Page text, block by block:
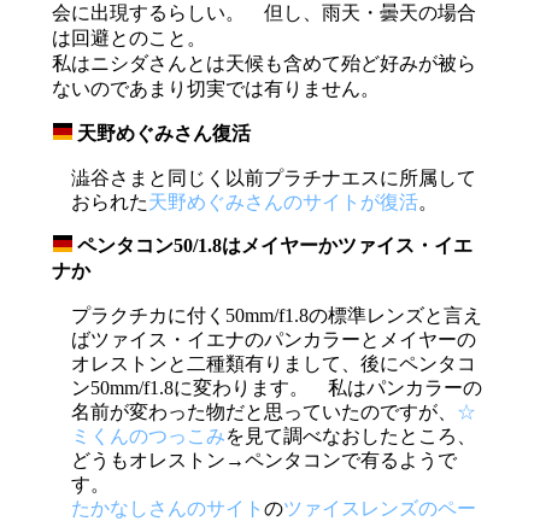
会に出現するらしい。 但し、雨天・曇天の場合
は回避とのこと。
私はニシダさんとは天候も含めて殆ど好みが被ら
ないのであまり切実では有りません。
天野めぐみさん復活
澁谷さまと同じく以前プラチナエスに所属して
おられた天野めぐみさんのサイトが復活。
ペンタコン50/1.8はメイヤーかツァイス・イエ
ナか
プラクチカに付く50mm/f1.8の標準レンズと言え
ばツァイス・イエナのパンカラーとメイヤーの
オレストンと二種類有りまして、後にペンタコ
ン50mm/f1.8に変わります。 私はパンカラーの
名前が変わった物だと思っていたのですが、 ☆
ミくんのつっこみを見て調べなおしたところ、
どうもオレストン→ペンタコンで有るようで
す。
たかなしさんのサイト のツァイスレンズのペー